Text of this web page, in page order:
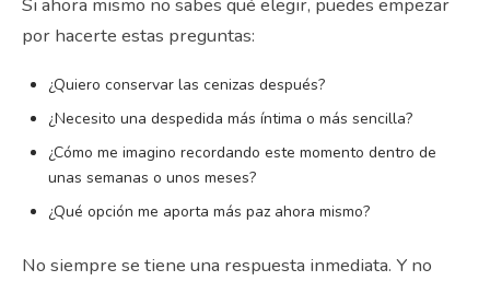
por hacerte estas preguntas:
¿Quiero conservar las cenizas después?
¿Necesito una despedida más íntima o más sencilla?
¿Cómo me imagino recordando este momento dentro de
unas semanas o unos meses?
¿Qué opción me aporta más paz ahora mismo?
No siempre se tiene una respuesta inmediata. Y no